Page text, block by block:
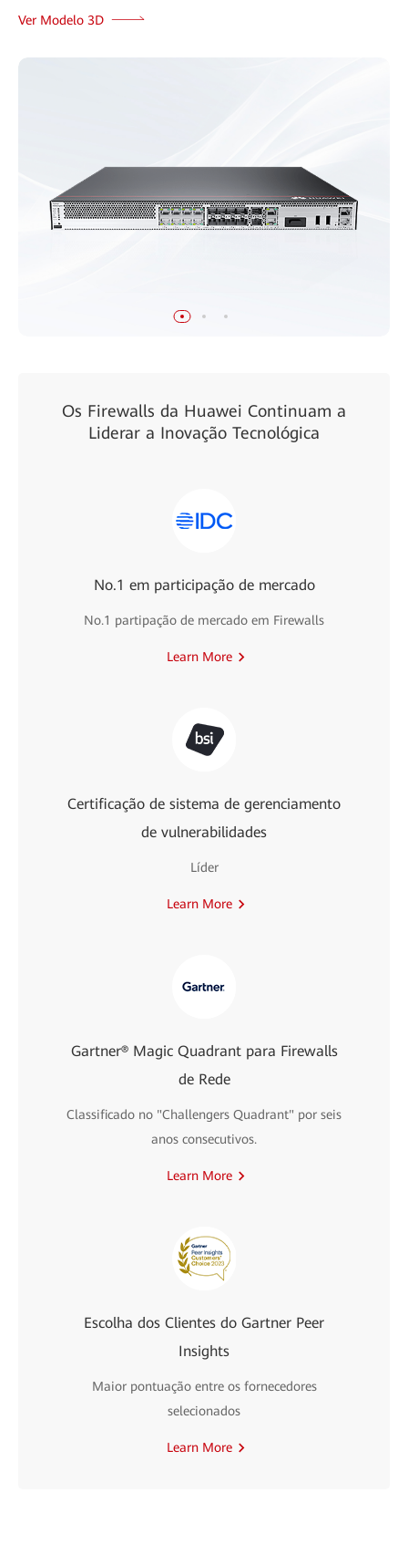
Ver Modelo 3D
Os Firewalls da Huawei Continuam a
Liderar a Inovação Tecnológica
No.1 em participação de mercado
No.1 partipação de mercado em Firewalls
Learn More
Certificação de sistema de gerenciamento
de vulnerabilidades
Líder
Learn More
Gartner® Magic Quadrant para Firewalls
de Rede
Classificado no "Challengers Quadrant" por seis
anos consecutivos.
Learn More
Escolha dos Clientes do Gartner Peer
Insights
Maior pontuação entre os fornecedores
selecionados
Learn More